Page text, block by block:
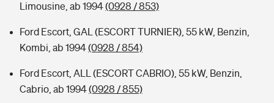
Limousine, ab 1994(0928 / 853)
Ford Escort, GAL (ESCORT TURNIER), 55 kW, Benzin,
Kombi, ab 1994(0928 / 854)
Ford Escort, ALL (ESCORT CABRIO), 55 kW, Benzin,
Cabrio, ab 1994(0928 / 855)